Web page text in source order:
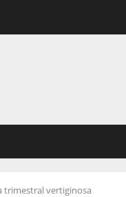
trimestral vertiginosa